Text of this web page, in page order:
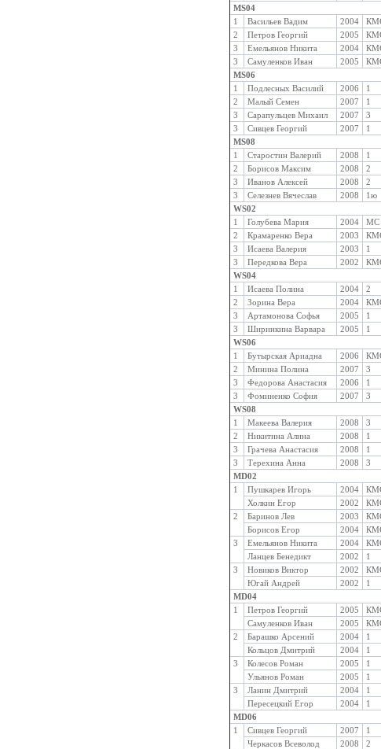
MS04
1
Васильев Вадим 2004
2
Петров Георгий 2005
3
Емельянов Никита 2004
3
Самуленков Иван 2005
MS06
1
Подлесных Василий 2006 1
2
Малый Семен 2007 1
3
Сарапульцев Михаил 2007 3
3
Сивцев Георгий 2007 1
MS08
1
Старостин Валерий 2008 1
2
Борисов Максим 2008 2
3
Иванов Алексей 2008 2
3
Селезнев Вячеслав 2008 1ю
WS02
1
Голубева Мария 2004 МС
2
Крамаренко Вера 2003
3
Исаева Валерия 2003 1
3
Передкова Вера 2002
WS04
1
Исаева Полина 2004 2
2
Зорина Вера 2004
3
Артамонова Софья 2005 1
3
Ширинкина Варвара 2005 1
WS06
1
Бутырская Ариадна 2006
2
Минина Полина 2007 3
3
Федорова Анастасия 2006 1
3
Фоминенко София 2007 3
WS08
1
Макеева Валерия 2008 3
2
Никитина Алина 2008 1
3
Грачева Анастасия 2008 1
3
Терехина Анна 2008 3
MD02
1
Пушкарев Игорь 2004
Холкин Егор
2002
2
Баринов Лев 2003
Борисов Егор
2004
3
Емельянов Никита 2004
Ланцев Бенедикт
2002 1
3
Новиков Виктор 2002
Югай Андрей
2002 1
MD04
1
Петров Георгий 2005
Самуленков Иван
2005
2
Барашко Арсений 2004 1
Кольцов Дмитрий
2004 1
3
Колесов Роман 2005 1
Ульянов Роман
2005 1
3
Ланин Дмитрий 2004 1
Пересецкий Егор
2004 1
MD06
1
Сивцев Георгий 2007 1
Черкасов Всеволод
2008 2